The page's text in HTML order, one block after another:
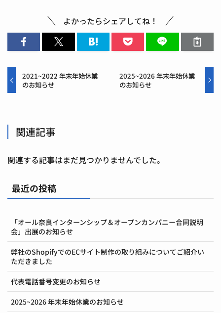
よかったらシェアしてね！
2021~2022 年末年始休業
のお知らせ
2025~2026 年末年始休業
のお知らせ
関連記事
関連する記事はまだ見つかりませんでした。
最近の投稿
「オール奈良インターンシップ＆オープンカンパニー合同説明
会」出展のお知らせ
弊社のShopifyでのECサイト制作の取り組みについてご紹介い
ただきました
代表電話番号変更のお知らせ
2025~2026 年末年始休業のお知らせ